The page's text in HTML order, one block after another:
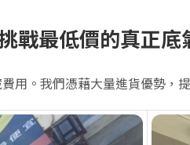
戰最低價的真正底
用。我們憑藉大量進貨優勢，